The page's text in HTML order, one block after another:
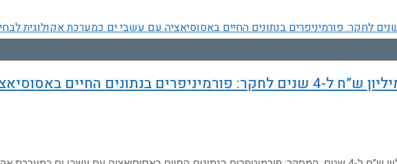
ד”ר שרית אשכנזי-פוליבודה זכתה במענק של 1.2 מיליון ש”ח ל-4 שנים לחקר: